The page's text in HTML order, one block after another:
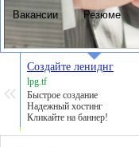
Создайте лениднг
lpg.tf
Быстрое создание
Надежный хостинг
Кликайте на баннер!
Вакансии Резюме